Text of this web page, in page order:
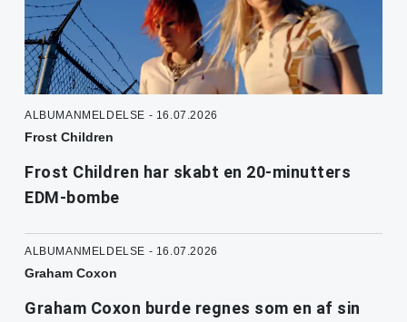
ALBUMANMELDELSE - 16.07.2026
Frost Children
Frost Children har skabt en 20-minutters
EDM-bombe
ALBUMANMELDELSE - 16.07.2026
Graham Coxon
Graham Coxon burde regnes som en af sin